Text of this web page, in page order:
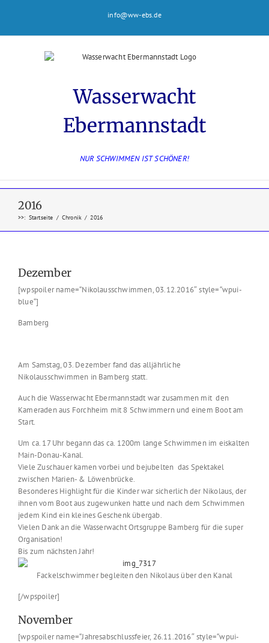
info@ww-ebs.de
Wasserwacht
Ebermannstadt
NUR SCHWIMMEN IST SCHÖNER!
2016
>>: Startseite / Chronik / 2016
Dezember
[wpspoiler name=“Nikolausschwimmen, 03.12.2016″ style=“wpui-
blue“]
Bamberg
Am Samstag, 03. Dezember fand das alljährliche
Nikolausschwimmen in Bamberg statt.
Auch die Wasserwacht Ebermannstadt war zusammen mit den
Kameraden aus Forchheim mit 8 Schwimmern und einem Boot am
Start.
Um ca. 17 Uhr begann das ca. 1200m lange Schwimmen im eiskalten
Main-Donau-Kanal.
Viele Zuschauer kamen vorbei und bejubelten das Spektakel
zwischen Marien- & Löwenbrücke.
Besonderes Highlight für die Kinder war sicherlich der Nikolaus, der
ihnen vom Boot aus zugewunken hatte und nach dem Schwimmen
jedem Kind ein kleines Geschenk übergab.
Vielen Dank an die Wasserwacht Ortsgruppe Bamberg für die super
Organisation!
Bis zum nächsten Jahr!
Fackelschwimmer begleiten den Nikolaus über den Kanal
[/wpspoiler]
November
[wpspoiler name=“Jahresabschlussfeier, 26.11.2016″ style=“wpui-